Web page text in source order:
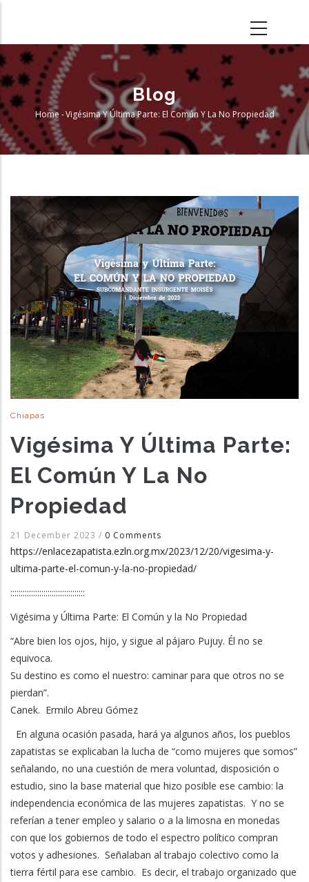
main
content
Blog
Breadcrumb
Home -Vigésima Y Última Parte: El Común Y La No Propiedad
Chiapas
Vigésima Y Última Parte:
El Común Y La No
Propiedad
21 December 2023 / 0 Comments
https://enlacezapatista.ezln.org.mx/2023/12/20/vigesima-y-
ultima-parte-el-comun-y-la-no-propiedad/
::::::::::::::::::::::::::::::::::::
Vigésima y Última Parte: El Común y la No Propiedad
“Abre bien los ojos, hijo, y sigue al pájaro Pujuy. Él no se
equivoca.
Su destino es como el nuestro: caminar para que otros no se
pierdan”.
Canek. Ermilo Abreu Gómez
En alguna ocasión pasada, hará ya algunos años, los pueblos
zapatistas se explicaban la lucha de “como mujeres que somos”
señalando, no una cuestión de mera voluntad, disposición o
estudio, sino la base material que hizo posible ese cambio: la
independencia económica de las mujeres zapatistas. Y no se
referían a tener empleo y salario o a la limosna en monedas
con que los gobiernos de todo el espectro político compran
votos y adhesiones. Señalaban al trabajo colectivo como la
tierra fértil para ese cambio. Es decir, el trabajo organizado que